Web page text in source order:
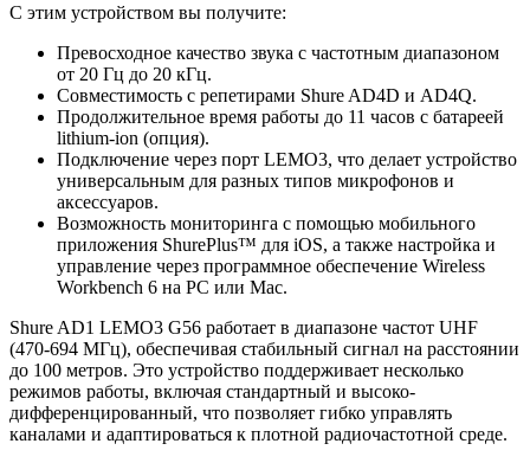
С этим устройством вы получите:
Превосходное качество звука с частотным диапазоном
от 20 Гц до 20 кГц.
Совместимость с репетирами Shure AD4D и AD4Q.
Продолжительное время работы до 11 часов с батареей
lithium-ion (опция).
Подключение через порт LEMO3, что делает устройство
универсальным для разных типов микрофонов и
аксессуаров.
Возможность мониторинга с помощью мобильного
приложения ShurePlus™ для iOS, а также настройка и
управление через программное обеспечение Wireless
Workbench 6 на PC или Mac.
Shure AD1 LEMO3 G56 работает в диапазоне частот UHF
(470-694 МГц), обеспечивая стабильный сигнал на расстоянии
до 100 метров. Это устройство поддерживает несколько
режимов работы, включая стандартный и высоко-
дифференцированный, что позволяет гибко управлять
каналами и адаптироваться к плотной радиочастотной среде.